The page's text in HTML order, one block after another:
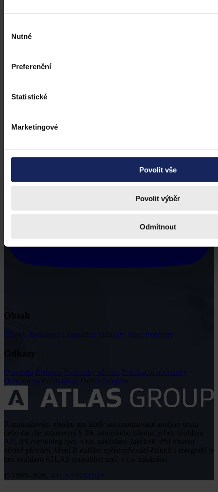
souhlasu
Nutné
Preferenční
Statistické
Marketingové
Povolit vše
Povolit výběr
Odmítnout
Články Judikatura Legislativa Aktuality Akce Podcasty
O portálu Redakce Podmínky užívání Publikační podmínky
Ochrana osobních údajů Odběr časopisu
včetně převzetí, šíření či dalšího zpřístupňování článků a fotografií je
ATLAS GROUP